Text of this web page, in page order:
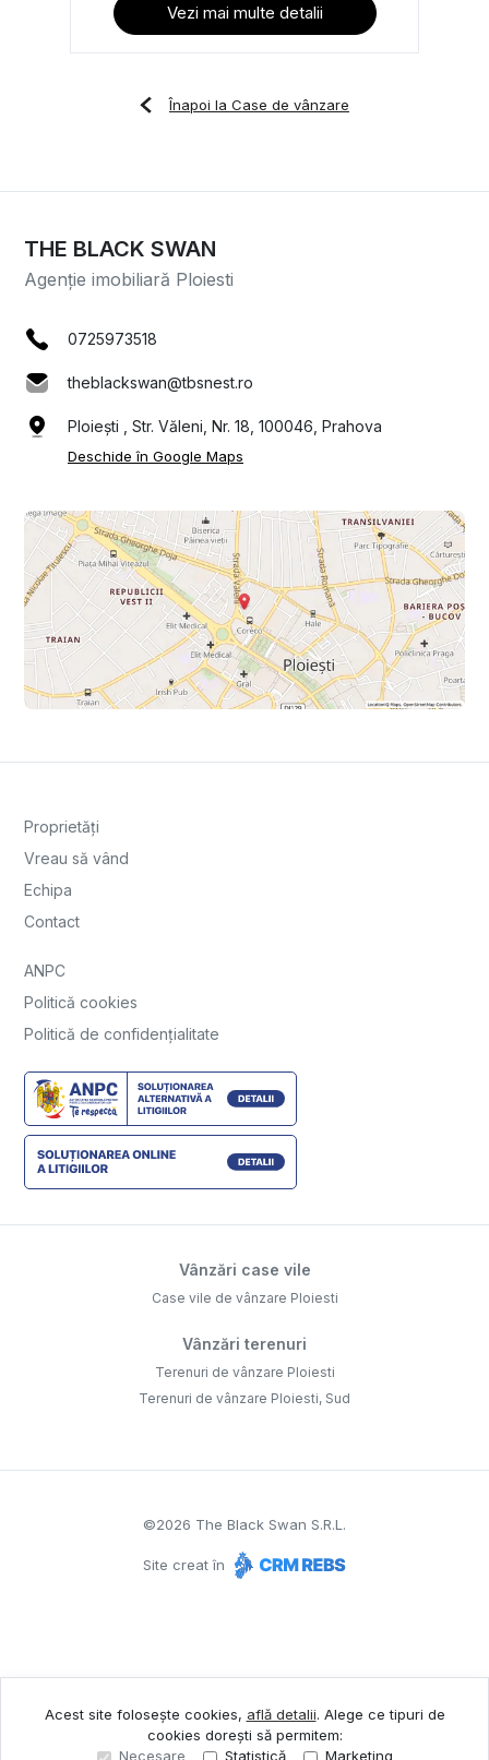
Vezi mai multe detalii
Înapoi la Case de vânzare
THE BLACK SWAN
Agenție imobiliară Ploiesti
0725973518
theblackswan@tbsnest.ro
Ploiești , Str. Văleni, Nr. 18, 100046, Prahova
Deschide în Google Maps
Proprietăți
Vreau să vând
Echipa
Contact
ANPC
Politică cookies
Politică de confidențialitate
Vânzări case vile
Case vile de vânzare Ploiesti
Vânzări terenuri
Terenuri de vânzare Ploiesti
Terenuri de vânzare Ploiesti, Sud
©2026 The Black Swan S.R.L.
Site creat în
Acest site folosește cookies, află detalii. Alege ce tipuri de
cookies dorești să permitem:
Necesare
Statistică Marketing